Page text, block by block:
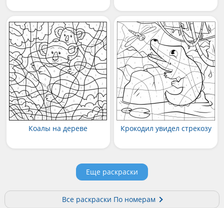
Коалы на дереве Крокодил увидел стрекозу
Еще раскраски
Все раскраски По номерам